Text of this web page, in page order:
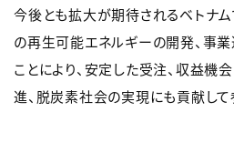
今後とも拡大が期待されるベトナ
の再生可能エネルギーの開発、事
ことにより、安定した受注、収益機
進、脱炭素社会の実現にも貢献して